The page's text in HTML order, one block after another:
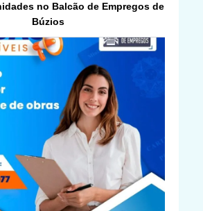
no Balcão de Empregos de
Búzios